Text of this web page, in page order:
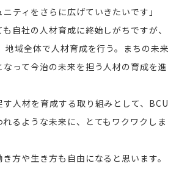
ティをさらに広げていきたいです」
も自社の人材育成に終始しがちですが、
地域全体で人材育成を行う。まちの未来
って今治の未来を担う人材の育成を進
人材を育成する取り組みとして、BCU
るような未来に、とてもワクワクしま
方や生き方も自由になると思います。